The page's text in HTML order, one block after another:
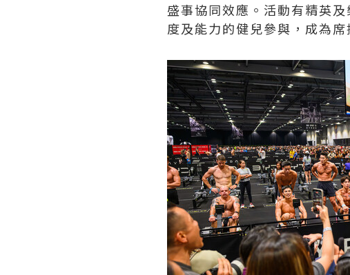
盛事協同效應。活動有精英
度及能力的健兒參與，成為